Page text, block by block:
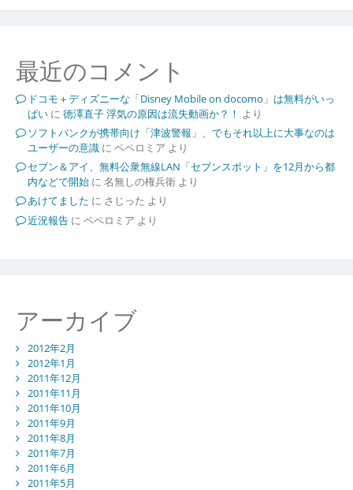
最近のコメント
ドコモ＋ディズニーな「Disney Mobile on docomo」は無料がいっ
ぱいに 徳澤直子 浮気の原因は流失動画か？！ より
ソフトバンクが携帯向け「津波警報」、でもそれ以上に大事なのは
ユーザーの意識に ペペロミア より
セブン＆アイ、無料公衆無線LAN「セブンスポット」を12月から都
内などで開始に 名無しの権兵衛より
あけてました に さじった より
近況報告に ペペロミア より
アーカイブ
2012年2月
2012年1月
2011年12月
2011年11月
2011年10月
2011年9月
2011年8月
2011年7月
2011年6月
2011年5月